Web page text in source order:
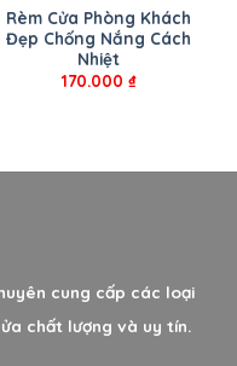
Rèm Cửa Phòng Khách
Đẹp Chống Nắng Cách
Nhiệt
170.000 ₫
cung cấp các loại
chất lượng và uy tín.